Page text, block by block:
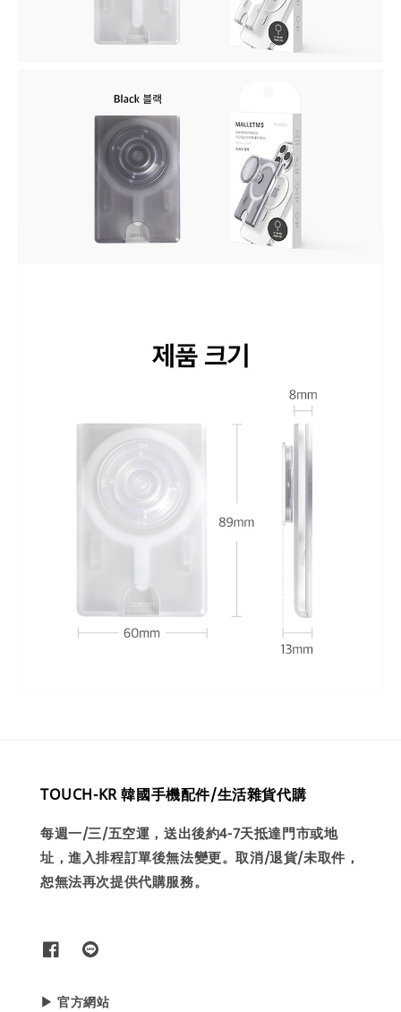
TOUCH-KR 韓國手機配件/生活雜貨代購
每週一/三/五空運，送出後約4-7天抵達門市或地
址，進入排程訂單後無法變更。取消/退貨/未取件，
恕無法再次提供代購服務。
▶ 官方網站